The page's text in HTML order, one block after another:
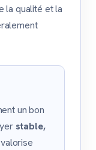
la qualité et la
un bon
stable,